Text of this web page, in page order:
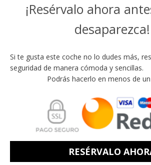
¡Resérvalo ahora
desaparezca!
Si te gusta este coche no lo dudes más,
seguridad de manera cómoda y sencillas.
Podrás hacerlo en menos de
RESÉRVALO